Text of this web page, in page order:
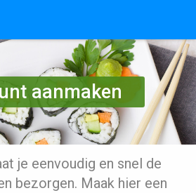
aanmaken
je eenvoudig en snel de
bezorgen. Maak hier een